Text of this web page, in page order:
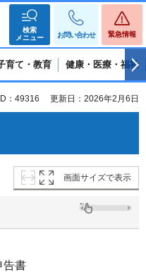
検索
メニュー
お問い合わせ 緊急情報
育て・教育 健康・医療・福祉
：49316 更新日：2026年2月6日
画面サイズで表示
告書